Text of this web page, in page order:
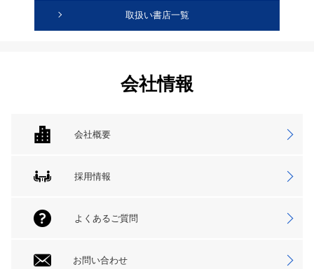
取扱い書店一覧
会社情報
会社概要
採用情報
よくあるご質問
お問い合わせ